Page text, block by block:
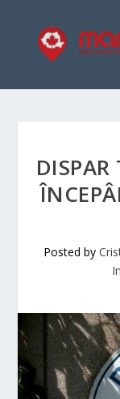
DISPAR
Posted by